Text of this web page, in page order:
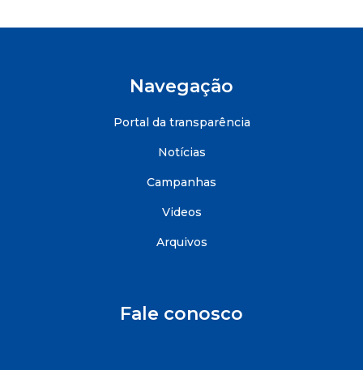
Navegação
Portal da transparência
Notícias
Campanhas
Videos
Arquivos
Fale conosco